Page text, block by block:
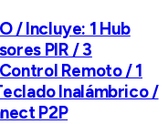
/ Incluye: 1 Hub
PIR / 3
Remoto / 1
Inalámbrico /
P2P